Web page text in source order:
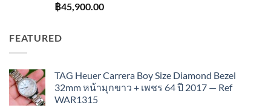
฿45,900.00
FEATURED
TAG Heuer Carrera Boy Size Diamond Bezel
32mm หน้ามุกขาว + เพชร 64 ปี 2017 — Ref
WAR1315